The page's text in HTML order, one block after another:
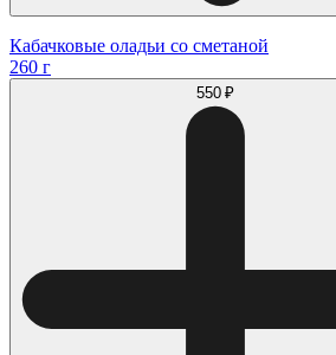
Кабачковые оладьи со сметаной
260 г
550 ₽